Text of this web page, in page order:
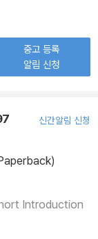
중고 등록
알림 신청
신간알림 신청
Introduction